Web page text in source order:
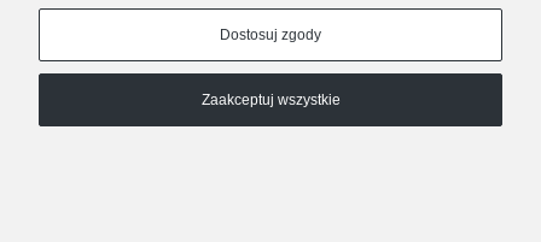
Sklep internetowy Shoplo.pl, powered byShoper.
Dostosuj zgody
Zaakceptuj wszystkie